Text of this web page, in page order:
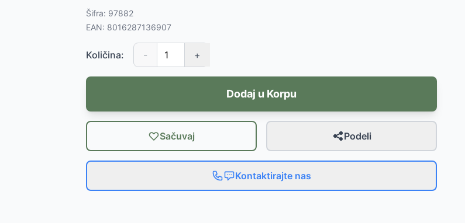
Šifra: 97882
EAN: 8016287136907
Količina: - +
Dodaj u Korpu
Sačuvaj Podeli
Kontaktirajte nas